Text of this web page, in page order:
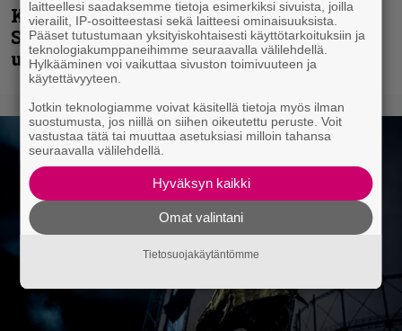
Kunnianosoitus hyiselle Pohjolalle –
Shining hyppäsi keskelle kinoksia
uudella videollaan
laitteellesi saadaksemme tietoja esimerkiksi sivuista, joilla
vierailit, IP-osoitteestasi sekä laitteesi ominaisuuksista.
Pääset tutustumaan yksityiskohtaisesti käyttötarkoituksiin ja
teknologiakumppaneihimme seuraavalla välilehdellä.
Hylkääminen voi vaikuttaa sivuston toimivuuteen ja
käytettävyyteen.
Jotkin teknologiamme voivat käsitellä tietoja myös ilman
suostumusta, jos niillä on siihen oikeutettu peruste. Voit
vastustaa tätä tai muuttaa asetuksiasi milloin tahansa
seuraavalla välilehdellä.
Hyväksyn kaikki
Omat valintani
Tietosuojakäytäntömme